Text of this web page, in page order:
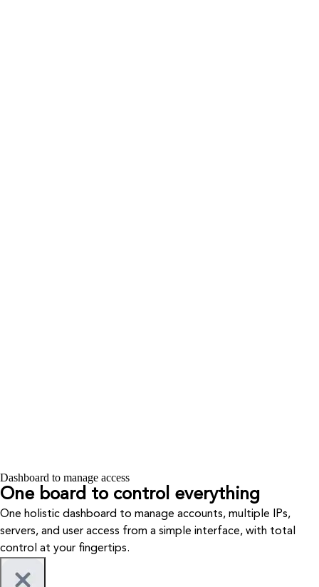
Dashboard to manage access
One board to control everything
One holistic dashboard to manage accounts, multiple IPs,
servers, and user access from a simple interface, with total
control at your fingertips.